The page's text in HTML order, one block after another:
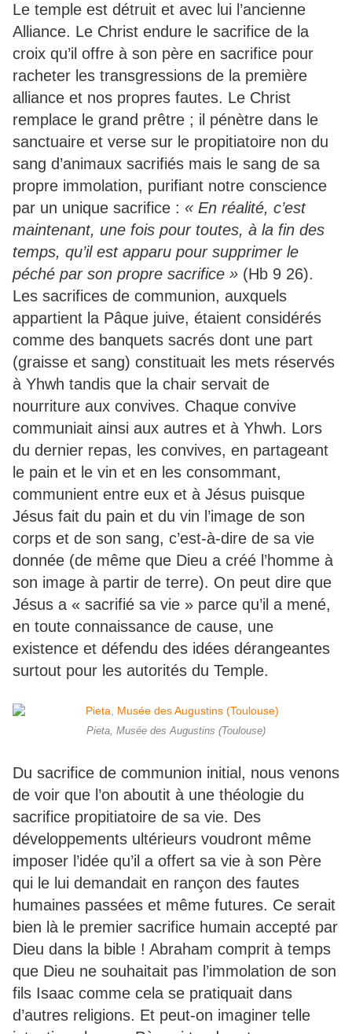
Le temple est détruit et avec lui l’ancienne
Alliance. Le Christ endure le sacrifice de la
croix qu’il offre à son père en sacrifice pour
racheter les transgressions de la première
alliance et nos propres fautes. Le Christ
remplace le grand prêtre ; il pénètre dans le
sanctuaire et verse sur le propitiatoire non du
sang d’animaux sacrifiés mais le sang de sa
propre immolation, purifiant notre conscience
par un unique sacrifice : « En réalité, c’est
maintenant, une fois pour toutes, à la fin des
temps, qu’il est apparu pour supprimer le
péché par son propre sacrifice » (Hb 9 26).
Les sacrifices de communion, auxquels
appartient la Pâque juive, étaient considérés
comme des banquets sacrés dont une part
(graisse et sang) constituait les mets réservés
à Yhwh tandis que la chair servait de
nourriture aux convives. Chaque convive
communiait ainsi aux autres et à Yhwh. Lors
du dernier repas, les convives, en partageant
le pain et le vin et en les consommant,
communient entre eux et à Jésus puisque
Jésus fait du pain et du vin l’image de son
corps et de son sang, c’est-à-dire de sa vie
donnée (de même que Dieu a créé l’homme à
son image à partir de terre). On peut dire que
Jésus a « sacrifié sa vie » parce qu’il a mené,
en toute connaissance de cause, une
existence et défendu des idées dérangeantes
surtout pour les autorités du Temple.
Pieta, Musée des Augustins (Toulouse)
Du sacrifice de communion initial, nous venons
de voir que l’on aboutit à une théologie du
sacrifice propitiatoire de sa vie. Des
développements ultérieurs voudront même
imposer l’idée qu’il a offert sa vie à son Père
qui le lui demandait en rançon des fautes
humaines passées et même futures. Ce serait
bien là le premier sacrifice humain accepté par
Dieu dans la bible ! Abraham comprit à temps
que Dieu ne souhaitait pas l’immolation de son
fils Isaac comme cela se pratiquait dans
d’autres religions. Et peut-on imaginer telle